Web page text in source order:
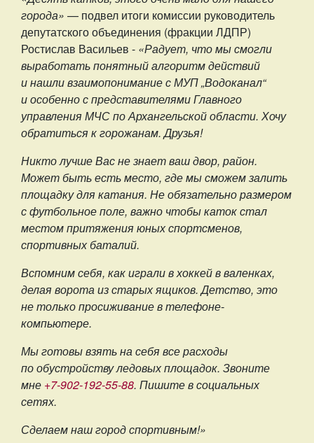
города» — подвел итоги комиссии руководитель
депутатского объединения (фракции ЛДПР)
Ростислав Васильев - «Радует, что мы смогли
выработать понятный алгоритм действий
и нашли взаимопонимание с МУП „Водоканал“
и особенно с представителями Главного
управления МЧС по Архангельской области. Хочу
обратиться к горожанам. Друзья!
Никто лучше Вас не знает ваш двор, район.
Может быть есть место, где мы сможем залить
площадку для катания. Не обязательно размером
с футбольное поле, важно чтобы каток стал
местом притяжения юных спортсменов,
спортивных баталий.
Вспомним себя, как играли в хоккей в валенках,
делая ворота из старых ящиков. Детство, это
не только просиживание в телефоне-
компьютере.
Мы готовы взять на себя все расходы
по обустройству ледовых площадок. Звоните
мне +7-902-192-55-88. Пишите в социальных
сетях.
Сделаем наш город спортивным!»